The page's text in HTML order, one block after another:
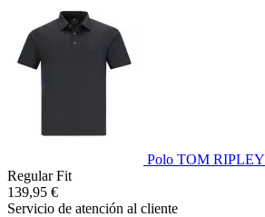
Polo TOM RIPLEY
Regular Fit
139,95 €
Servicio de atención al cliente